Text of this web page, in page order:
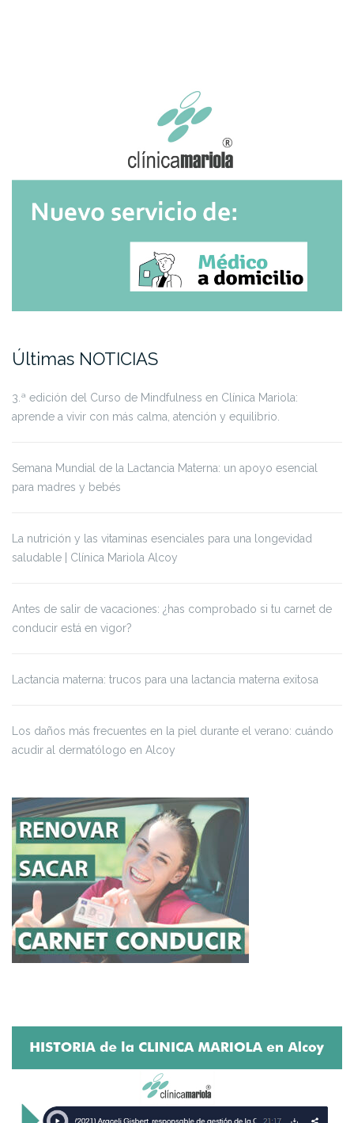
Últimas NOTICIAS
3.ª edición del Curso de Mindfulness en Clínica Mariola:
aprende a vivir con más calma, atención y equilibrio.
Semana Mundial de la Lactancia Materna: un apoyo esencial
para madres y bebés
La nutrición y las vitaminas esenciales para una longevidad
saludable | Clínica Mariola Alcoy
Antes de salir de vacaciones: ¿has comprobado si tu carnet de
conducir está en vigor?
Lactancia materna: trucos para una lactancia materna exitosa
Los daños más frecuentes en la piel durante el verano: cuándo
acudir al dermatólogo en Alcoy